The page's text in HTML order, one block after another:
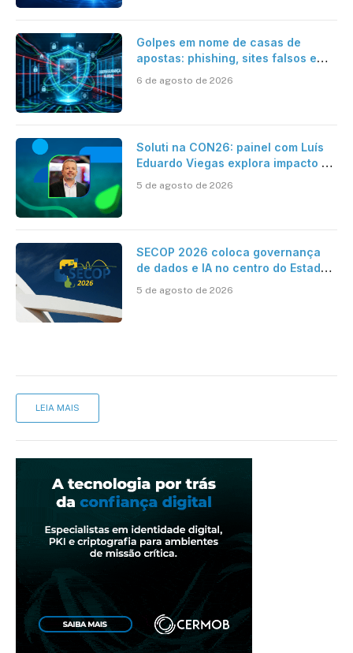
Golpes em nome de casas de
apostas: phishing, sites falsos e
6 de agosto de 2026
Soluti na CON26: painel com Luís
Eduardo Viegas explora impacto de
Contabilidade
5 de agosto de 2026
SECOP 2026 coloca governança
de dados e IA no centro do Estado
5 de agosto de 2026
LEIA MAIS